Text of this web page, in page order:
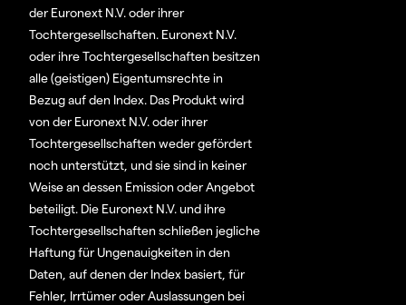
der Euronext N.V. oder ihrer
Tochtergesellschaften. Euronext N.V.
oder ihre Tochtergesellschaften besitzen
alle (geistigen) Eigentumsrechte in
Bezug auf den Index. Das Produkt wird
von der Euronext N.V. oder ihrer
Tochtergesellschaften weder gefördert
noch unterstützt, und sie sind in keiner
Weise an dessen Emission oder Angebot
beteiligt. Die Euronext N.V. und ihre
Tochtergesellschaften schließen jegliche
Haftung für Ungenauigkeiten in den
Daten, auf denen der Index basiert, für
Fehler, Irrtümer oder Auslassungen bei